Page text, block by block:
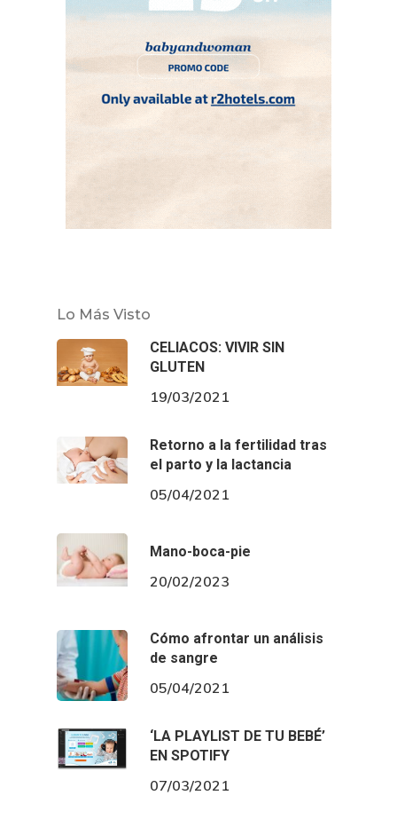
Lo Más Visto
CELIACOS: VIVIR SIN
GLUTEN
19/03/2021
Retorno a la fertilidad tras
el parto y la lactancia
05/04/2021
Mano-boca-pie
20/02/2023
Cómo afrontar un análisis
de sangre
05/04/2021
‘LA PLAYLIST DE TU BEBÉ’
EN SPOTIFY
07/03/2021